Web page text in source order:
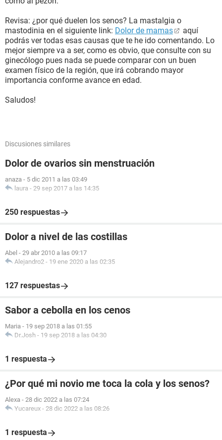
Revisa: ¿por qué duelen los senos? La mastalgia o
mastodinia en el siguiente link: Dolor de mamas
aquí
podrás ver todas esas causas que te he ido comentando. Lo
mejor siempre va a ser, como es obvio, que consulte con su
ginecólogo pues nada se puede comparar con un buen
examen físico de la región, que irá cobrando mayor
importancia conforme avance en edad.
Saludos!
Discusiones similares
Dolor de ovarios sin menstruación
anaza - 5 dic 2011 a las 03:49
laura - 29 sep 2017 a las 14:35
250 respuestas
Dolor a nivel de las costillas
Abel - 29 abr 2010 a las 09:17
Alejandro2 - 19 ene 2020 a las 02:35
127 respuestas
Sabor a cebolla en los cenos
Maria - 19 sep 2018 a las 01:55
Dr.Josh - 19 sep 2018 a las 04:30
1 respuesta
¿Por qué mi novio me toca la cola y los senos?
Alexa - 28 dic 2022 a las 07:24
Yucareux - 28 dic 2022 a las 08:26
1 respuesta